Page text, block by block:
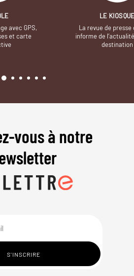
avec GPS,
et carte
LE
La revue de presse
informe de
destination
vous à notre